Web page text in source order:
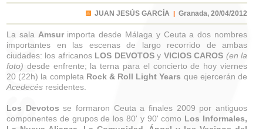
JUAN JESÚS GARCÍA | Granada, 20/04/2012
La sala Amsurimporta desde Málaga y Ceuta a dos nombres
importantes en las escenas de largo recorrido de ambas
ciudades: los africanos LOS DEVOTOSy VICIOS CAROS (en la
foto) desde enfrente; la terna para el concierto de hoy viernes
20 (22h) la completa Rock & Roll Light Years que ejercerán de
Acedecés residentes.
Los Devotos se formaron Ceuta a finales 2009 por antiguos
componentes de grupos de los 80' y 90' como Los Informales,